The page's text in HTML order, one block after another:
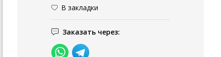
В закладки
Заказать через: